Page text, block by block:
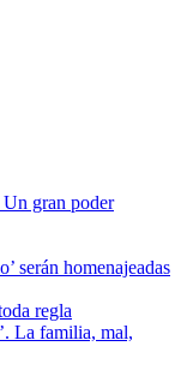
gran poder
serán homenajeadas
regla
La familia, mal,